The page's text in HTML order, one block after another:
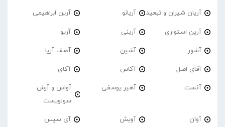
آریان شیران و تبعید آریانو آرین ابراهیمی
آرین استواری آرینی آریو
آشور آشین آصف آریا
آقای اصل آکاس آکای
آنست آهیر یوسفی
آواس و آرش
سولویست
آوان آویش آی سیس